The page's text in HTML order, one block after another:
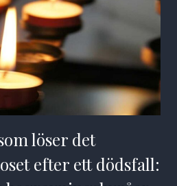
löser det
efter ett dödsfall: